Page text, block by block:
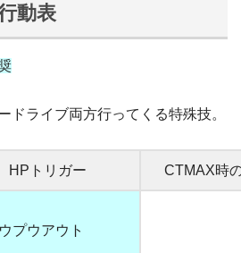
動表
ドライブ両方行ってくる特殊技。
HPトリガー CTMAX時
ウプウアウト